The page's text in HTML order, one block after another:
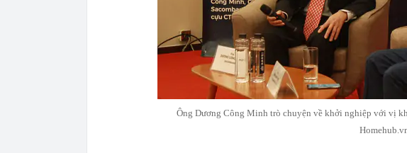
Ông Dương Công Minh trò chuyện về khởi nghiệp với vị